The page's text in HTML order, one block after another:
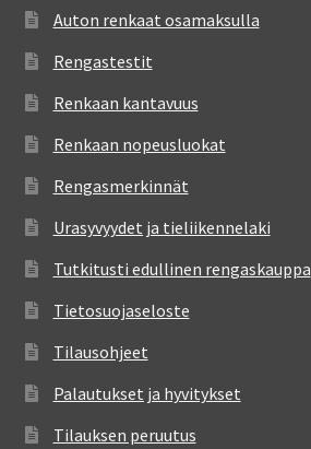
Auton renkaat osamaksulla
Rengastestit
Renkaan kantavuus
Renkaan nopeusluokat
Rengasmerkinnät
Urasyvyydet ja tieliikennelaki
Tutkitusti edullinen rengaskauppa
Tietosuojaseloste
Tilausohjeet
Palautukset ja hyvitykset
Tilauksen peruutus